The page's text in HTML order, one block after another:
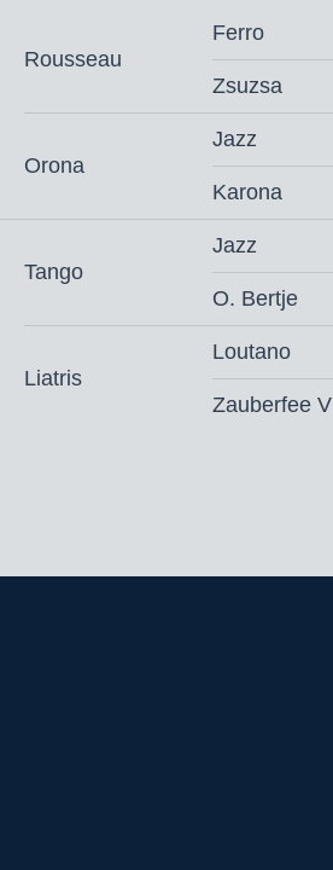
Rousseau
Ferro
Zsuzsa
Orona
Jazz
Karona
Tango
Jazz
O. Bertje
Liatris
Loutano
Zauberfee V